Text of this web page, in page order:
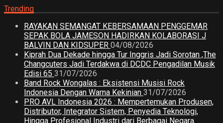
Trending
RAYAKAN SEMANGAT KEBERSAMAAN PENGGEMAR
SEPAK BOLA JAMESON HADIRKAN KOLABORASI J
BALVIN DAN KIDSUPER 04/08/2026
Kiprah Dua Dekade hingga Tur Inggris Jadi Sorotan ,The
Changcuters Jadi Terdakwa di DCDC Pengadilan Musik
Edisi 65 31/07/2026
Band Rock Wongalas : Eksistensi Musisi Rock
Indonesia Dengan Warna Kekinian 31/07/2026
PRO AVL Indonesia 2026 : Mempertemukan Produsen,
Distributor, Integrator Sistem, Penyedia Teknologi,
Hingga Profesional Industri dari Berbagai Negara.